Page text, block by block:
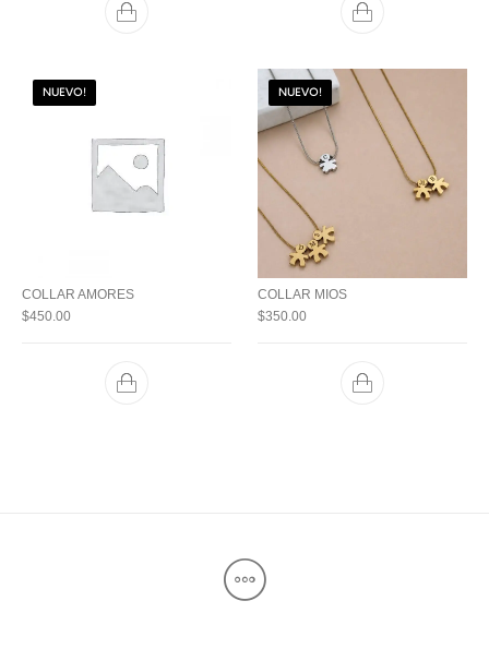
NUEVO!
COLLAR AMORES
$450.00
NUEVO!
COLLAR MIOS
$350.00